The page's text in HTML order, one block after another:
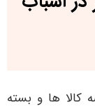
کالا ها و بسته‌